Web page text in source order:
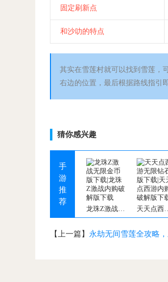
固定刷新点
和沙叻的特点
其实在雪莲村就可以找到雪莲，
右边的位置，最后根据路线指引
猜你感兴趣
手
游
推
荐
龙珠Z激战变态版 天天点
【上一篇】